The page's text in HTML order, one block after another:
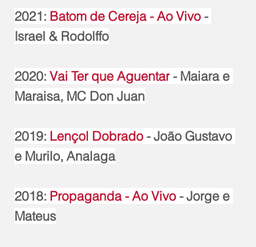
2021: Batom de Cereja - Ao Vivo -
Israel & Rodolffo
2020: Vai Ter que Aguentar - Maiara e
Maraisa, MC Don Juan
2019: Lençol Dobrado - João Gustavo
e Murilo, Analaga
2018: Propaganda - Ao Vivo - Jorge e
Mateus